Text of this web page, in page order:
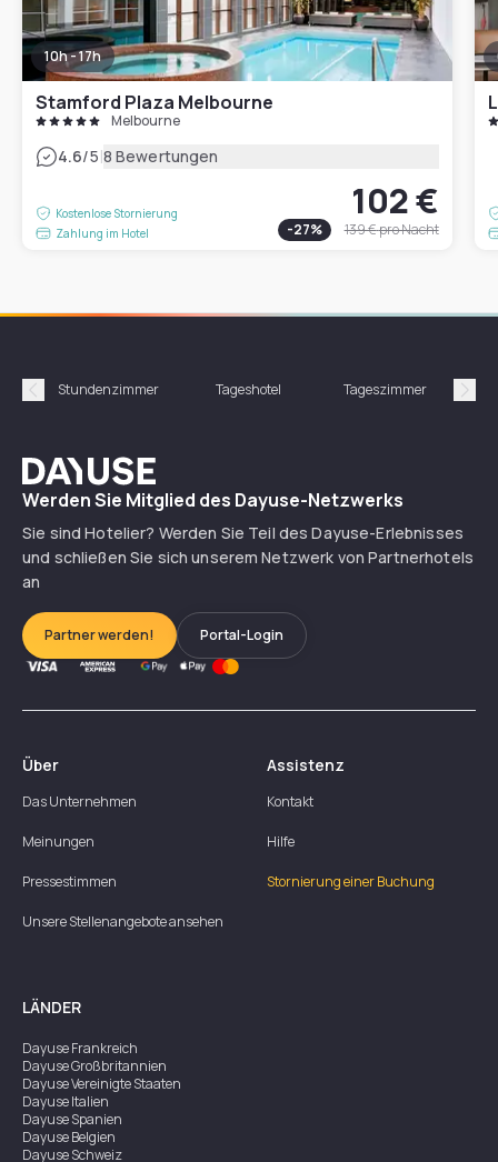
10h - 17h
Stamford Plaza Melbourne
Melbourne
4.6/5|8 Bewertungen
Kostenlose Stornierung
Zahlung im Hotel
102 €
-27% 139 €pro Nacht
Précédent
Stundenzimmer Tageshotel Tageszimmer
Dayuse
Werden Sie Mitglied des Dayuse-Netzwerks
Sie sind Hotelier? Werden Sie Teil des Dayuse-Erlebnisses
und schließen Sie sich unserem Netzwerk von Partnerhotels
an
Partner werden! Portal-Login
Über
Das Unternehmen
Meinungen
Pressestimmen
Unsere Stellenangebote ansehen
Assistenz
Kontakt
Hilfe
Stornierung einer Buchung
LÄNDER
DayuseFrankreich
DayuseGroßbritannien
DayuseVereinigte Staaten
DayuseItalien
DayuseSpanien
DayuseBelgien
DayuseSchweiz